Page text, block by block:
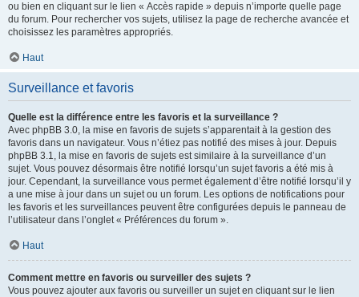
ou bien en cliquant sur le lien « Accès rapide » depuis n’importe quelle page
du forum. Pour rechercher vos sujets, utilisez la page de recherche avancée et
choisissez les paramètres appropriés.
Haut
Surveillance et favoris
Quelle est la différence entre les favoris et la surveillance ?
Avec phpBB 3.0, la mise en favoris de sujets s’apparentait à la gestion des
favoris dans un navigateur. Vous n’étiez pas notifié des mises à jour. Depuis
phpBB 3.1, la mise en favoris de sujets est similaire à la surveillance d’un
sujet. Vous pouvez désormais être notifié lorsqu’un sujet favoris a été mis à
jour. Cependant, la surveillance vous permet également d’être notifié lorsqu’il y
a une mise à jour dans un sujet ou un forum. Les options de notifications pour
les favoris et les surveillances peuvent être configurées depuis le panneau de
l’utilisateur dans l’onglet « Préférences du forum ».
Haut
Comment mettre en favoris ou surveiller des sujets ?
Vous pouvez ajouter aux favoris ou surveiller un sujet en cliquant sur le lien